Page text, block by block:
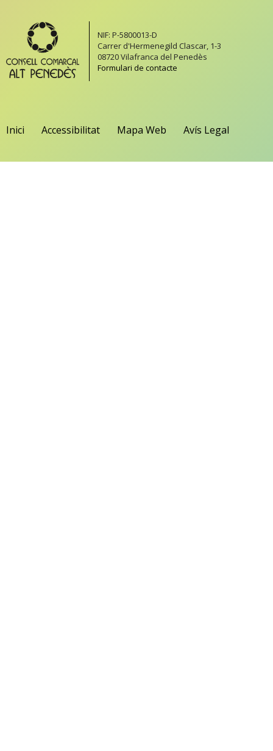
NIF: P-5800013-D
Carrer d'Hermenegild Clascar, 1-3
08720 Vilafranca del Penedès
Formulari de contacte
Inici Accessibilitat Mapa Web Avís Legal